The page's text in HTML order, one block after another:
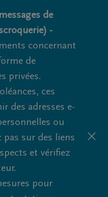
de
-
concernant
de
privées.
ces
des adresses e-
ou
sur des liens
et vérifiez
pour